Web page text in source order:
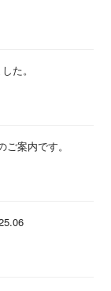
た。
案内です。